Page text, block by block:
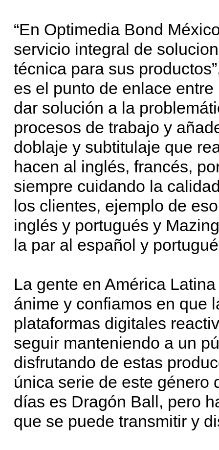
“En Optimedia Bond
servicio integral de
técnica para sus
es el punto de enlace
dar solución a la
procesos de trabajo y
doblaje y subtitulaje que
hacen al inglés, francés,
siempre cuidando la
los clientes, ejemplo de
inglés y portugués y
la par al español y
La gente en América
ánime y confiamos en que
plataformas digitales
seguir manteniendo a un
disfrutando de estas
única serie de este género
días es Dragón Ball, pero
que se puede transmitir y